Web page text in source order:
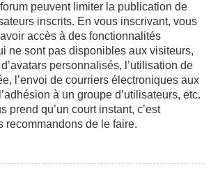
peuvent limiter la publication de
inscrits. En vous inscrivant, vous
accès à des fonctionnalités
ne sont pas disponibles aux visiteurs,
personnalisés, l’utilisation de
l’envoi de courriers électroniques aux
à un groupe d’utilisateurs, etc.
prend qu’un court instant, c’est
recommandons de le faire.